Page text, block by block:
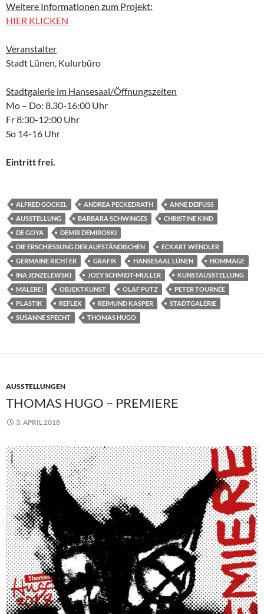
Weitere Informationen zum Projekt:
HIER KLICKEN
Veranstalter
Stadt Lünen, Kulurbüro
Stadtgalerie im Hansesaal/Öffnungszeiten
Mo – Do: 8.30-16:00 Uhr
Fr 8:30-12:00 Uhr
So 14-16 Uhr
Eintritt frei.
ALFRED GOCKEL ANDREA PECKEDRATH
ANNE DEIFUSS
AUSSTELLUNG
BARBARA SCHWINGES
CHRISTINE KIND
DE GOYA
DEMIR DEMIROSKI
DIE ERSCHIESSUNG DER AUFSTÄNDISCHEN
ECKART WENDLER
GERMAINE RICHTER
GRAFIK HANSESAAL LÜNEN
HOMMAGE
INA JENZELEWSKI
JOEY SCHMIDT-MULLER
KUNSTAUSSTELLUNG
MALEREI
OBJEKTKUNST OLAF PUTZ
PETER TOURNÉE
PLASTIK
REFLEX REIMUND KASPER
STADTGALERIE
SUSANNE SPECHT
THOMAS HUGO
AUSSTELLUNGEN
THOMAS HUGO – PREMIERE
3. APRIL 2018